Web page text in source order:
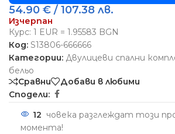
54.90 € / 107.38 лв.
Изчерпан
Курс: 1 EUR = 1.95583 BGN
Код: S13806-666666
Категории: Двулицеви спални
бельо
Сравни
Добави в любими
Сподели:
12 човека разглеждат този
момента!